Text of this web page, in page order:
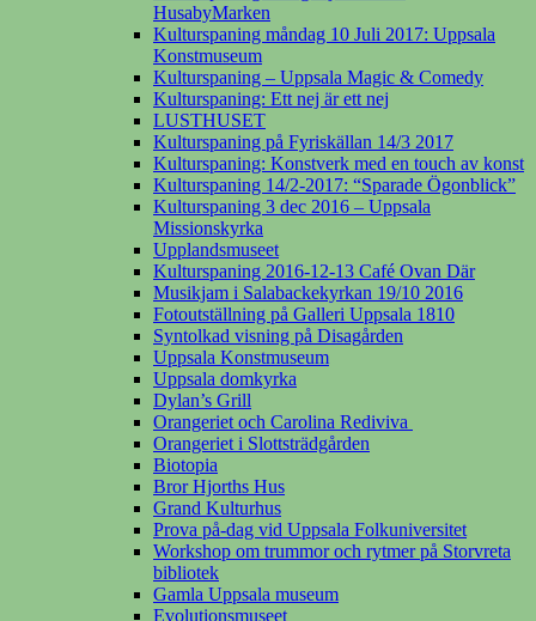
HusabyMarken
Kulturspaning måndag 10 Juli 2017: Uppsala
Konstmuseum
Kulturspaning – Uppsala Magic & Comedy
Kulturspaning: Ett nej är ett nej
LUSTHUSET
Kulturspaning på Fyriskällan 14/3 2017
Kulturspaning: Konstverk med en touch av konst
Kulturspaning 14/2-2017: “Sparade Ögonblick”
Kulturspaning 3 dec 2016 – Uppsala
Missionskyrka
Upplandsmuseet
Kulturspaning 2016-12-13 Café Ovan Där
Musikjam i Salabackekyrkan 19/10 2016
Fotoutställning på Galleri Uppsala 1810
Syntolkad visning på Disagården
Uppsala Konstmuseum
Uppsala domkyrka
Dylan’s Grill
Orangeriet och Carolina Rediviva
Orangeriet i Slottsträdgården
Biotopia
Bror Hjorths Hus
Grand Kulturhus
Prova på-dag vid Uppsala Folkuniversitet
Workshop om trummor och rytmer på Storvreta
bibliotek
Gamla Uppsala museum
Evolutionsmuseet